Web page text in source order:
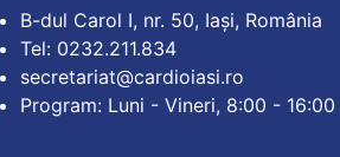
B-dul Carol I, nr. 50, Iași, România
Tel: 0232.211.834
secretariat@cardioiasi.ro
Program: Luni - Vineri, 8:00 - 16:00